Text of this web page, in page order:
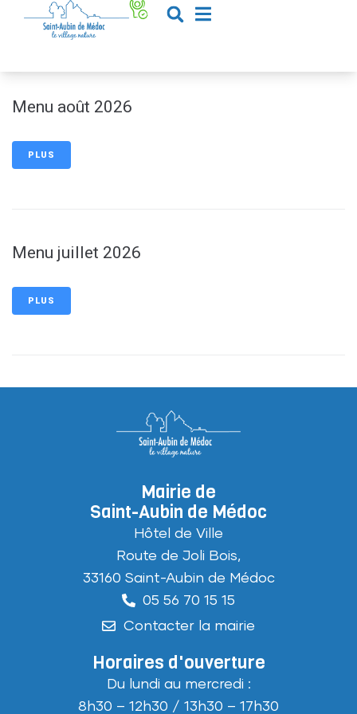
principal
Menu août 2026
PLUS
Menu juillet 2026
PLUS
Mairie de
Saint-Aubin de Médoc
Hôtel de Ville
Route de Joli Bois,
33160 Saint-Aubin de Médoc
05 56 70 15 15
Contacter la mairie
Horaires d'ouverture
Du lundi au mercredi :
8h30 – 12h30 / 13h30 – 17h30